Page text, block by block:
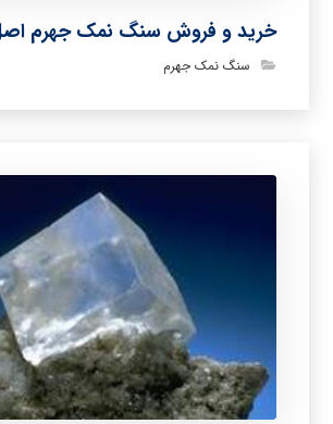
خرید و فروش سنگ نمک جهرم
سنگ نمک جهرم